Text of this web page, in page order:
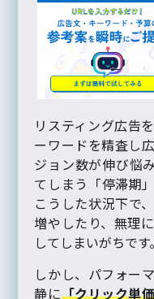
リスティング広告
ーワードを精査し
ジョン数が伸び悩
てしまう「停滞期
こうした状況下で
増やしたり、無理
してしまいがちです。
しかし、パフォー
静に「クリック単